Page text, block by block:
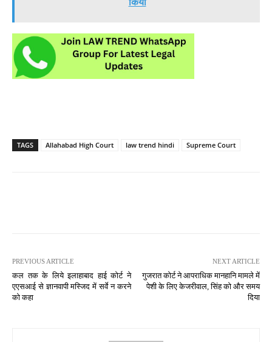
TAGS Allahabad High Court law trend hindi Supreme Court
PREVIOUS ARTICLE
कल तक के लिये इलाहाबाद हाई कोर्ट ने
एएसआई से ज्ञानवापी मस्जिद में सर्वे न करने
को कहा
NEXT ARTICLE
गुजरात कोर्ट ने आपराधिक मानहानि मामले में
पेशी के लिए केजरीवाल, सिंह को और समय
दिया